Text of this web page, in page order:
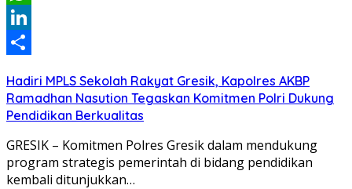
WhatsApp
LinkedIn
Hadiri MPLS Sekolah Rakyat Gresik, Kapolres AKBP
Ramadhan Nasution Tegaskan Komitmen Polri Dukung
Pendidikan Berkualitas
GRESIK – Komitmen Polres Gresik dalam mendukung
program strategis pemerintah di bidang pendidikan
kembali ditunjukkan…